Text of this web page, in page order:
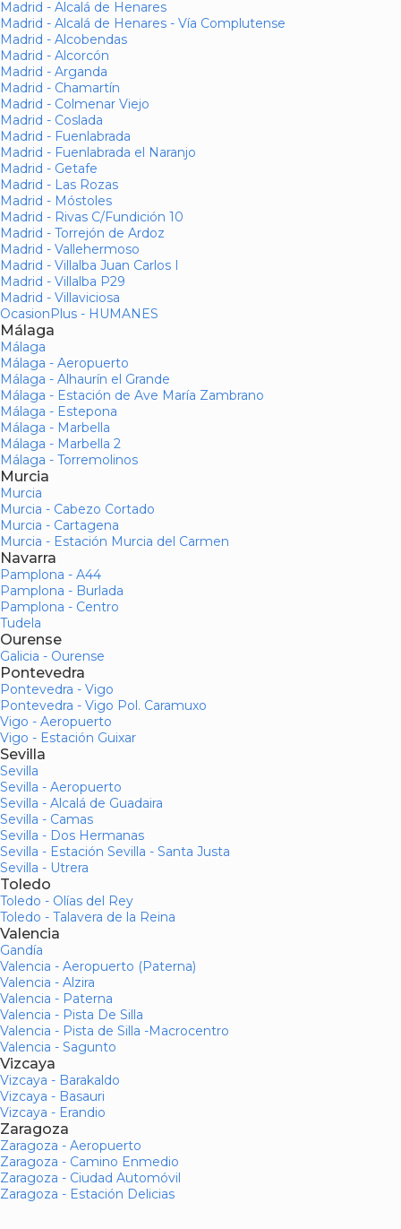
Madrid - Alcalá de Henares
Madrid - Alcalá de Henares - Vía Complutense
Madrid - Alcobendas
Madrid - Alcorcón
Madrid - Arganda
Madrid - Chamartín
Madrid - Colmenar Viejo
Madrid - Coslada
Madrid - Fuenlabrada
Madrid - Fuenlabrada el Naranjo
Madrid - Getafe
Madrid - Las Rozas
Madrid - Móstoles
Madrid - Rivas C/Fundición 10
Madrid - Torrejón de Ardoz
Madrid - Vallehermoso
Madrid - Villalba Juan Carlos I
Madrid - Villalba P29
Madrid - Villaviciosa
OcasionPlus - HUMANES
Málaga
Málaga
Málaga - Aeropuerto
Málaga - Alhaurín el Grande
Málaga - Estación de Ave María Zambrano
Málaga - Estepona
Málaga - Marbella
Málaga - Marbella 2
Málaga - Torremolinos
Murcia
Murcia
Murcia - Cabezo Cortado
Murcia - Cartagena
Murcia - Estación Murcia del Carmen
Navarra
Pamplona - A44
Pamplona - Burlada
Pamplona - Centro
Tudela
Ourense
Galicia - Ourense
Pontevedra
Pontevedra - Vigo
Pontevedra - Vigo Pol. Caramuxo
Vigo - Aeropuerto
Vigo - Estación Guixar
Sevilla
Sevilla
Sevilla - Aeropuerto
Sevilla - Alcalá de Guadaira
Sevilla - Camas
Sevilla - Dos Hermanas
Sevilla - Estación Sevilla - Santa Justa
Sevilla - Utrera
Toledo
Toledo - Olías del Rey
Toledo - Talavera de la Reina
Valencia
Gandía
Valencia - Aeropuerto (Paterna)
Valencia - Alzira
Valencia - Paterna
Valencia - Pista De Silla
Valencia - Pista de Silla -Macrocentro
Valencia - Sagunto
Vizcaya
Vizcaya - Barakaldo
Vizcaya - Basauri
Vizcaya - Erandio
Zaragoza
Zaragoza - Aeropuerto
Zaragoza - Camino Enmedio
Zaragoza - Ciudad Automóvil
Zaragoza - Estación Delicias